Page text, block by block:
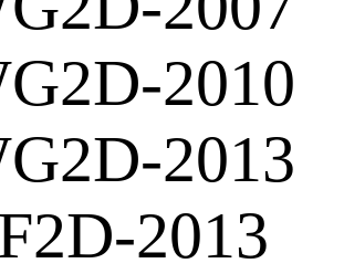
2010
2013
2013